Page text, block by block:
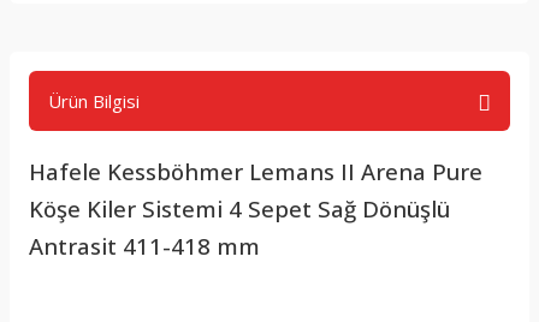
Ürün Bilgisi
Hafele Kessböhmer Lemans II Arena Pure
Köşe Kiler Sistemi 4 Sepet Sağ Dönüşlü
Antrasit 411-418 mm